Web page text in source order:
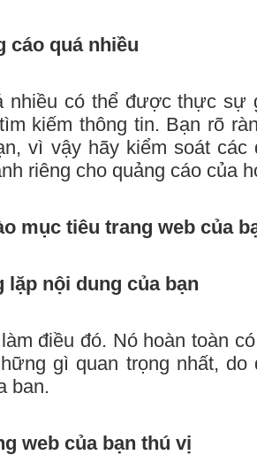
cáo quá nhiều
nhiều có thể được thực sự
kiếm thông tin. Bạn rõ
vì vậy hãy kiểm soát
riêng cho quảng cáo của
mục tiêu trang web của
lặp nội dung của bạn
điều đó. Nó hoàn toàn
gì quan trọng nhất,
ban.
web của bạn thú vị